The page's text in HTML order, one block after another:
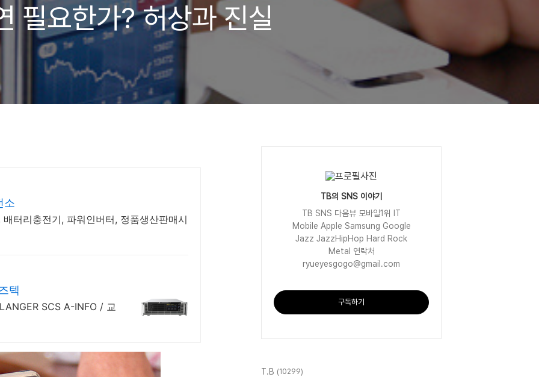
필요한가? 허상과 진실
소
터리충전기, 파워인버터, 정품생산판매시
텍
SCS A-INFO / 교
TB의 SNS 이야기
TB SNS 다음뷰 모바일1위 IT
Mobile Apple Samsung Google
Jazz JazzHipHop Hard Rock
Metal 연락처
ryueyesgogo@gmail.com
구독하기
T.B (10299)